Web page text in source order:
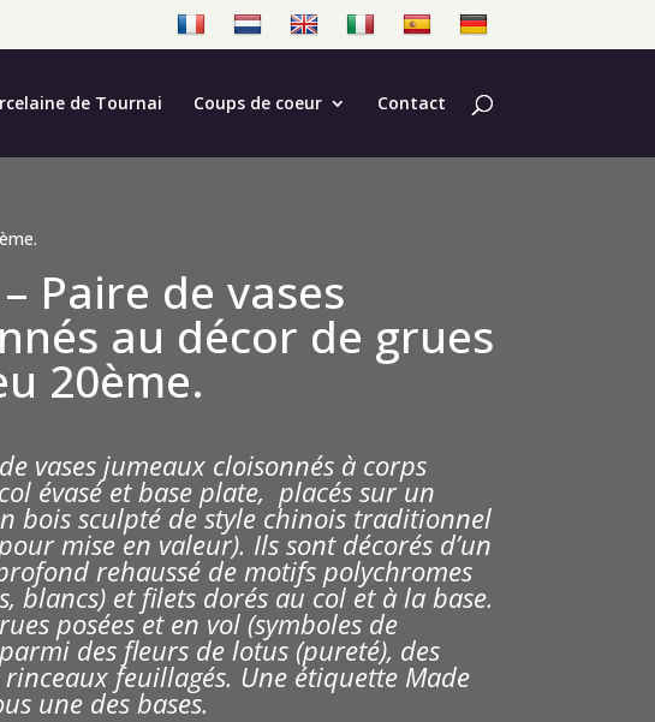
de Tournai Coups de coeur Contact
Paire de vases
au décor de grues
20ème.
vases jumeaux cloisonnés à corps
évasé et base plate, placés sur un
bois sculpté de style chinois traditionnel
mise en valeur). Ils sont décorés d’un
rehaussé de motifs polychromes
blancs) et filets dorés au col et à la base.
posées et en vol (symboles de
des fleurs de lotus (pureté), des
feuillagés. Une étiquette Made
une des bases.